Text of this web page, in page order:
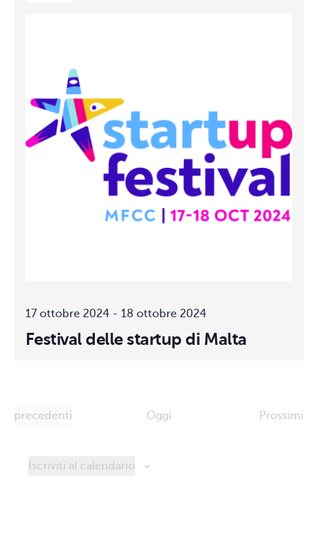
Festival delle startup di Malta
17 ottobre 2024 - 18 ottobre 2024
Eventi
precedenti Oggi Prossimi
Iscriviti al calendario